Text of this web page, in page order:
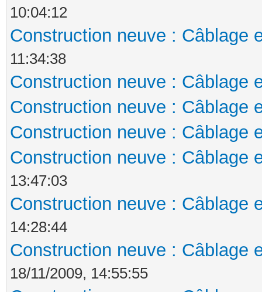
10:04:12
Construction neuve : Câblage
11:34:38
Construction neuve : Câblage
Construction neuve : Câblage
Construction neuve : Câblage
Construction neuve : Câblage
13:47:03
Construction neuve : Câblage
14:28:44
Construction neuve : Câblage
18/11/2009, 14:55:55